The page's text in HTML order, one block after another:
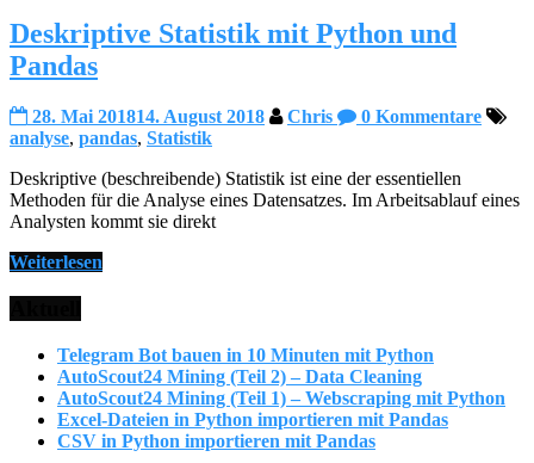
Deskriptive Statistik mit Python und
Pandas
28. Mai 201814. August 2018 Chris
0 Kommentare
analyse, pandas, Statistik
Deskriptive (beschreibende) Statistik ist eine der essentiellen
Methoden für die Analyse eines Datensatzes. Im Arbeitsablauf eines
Analysten kommt sie direkt
Weiterlesen
Telegram Bot bauen in 10 Minuten mit Python
AutoScout24 Mining (Teil 2) – Data Cleaning
AutoScout24 Mining (Teil 1) – Webscraping mit Python
Excel-Dateien in Python importieren mit Pandas
CSV in Python importieren mit Pandas